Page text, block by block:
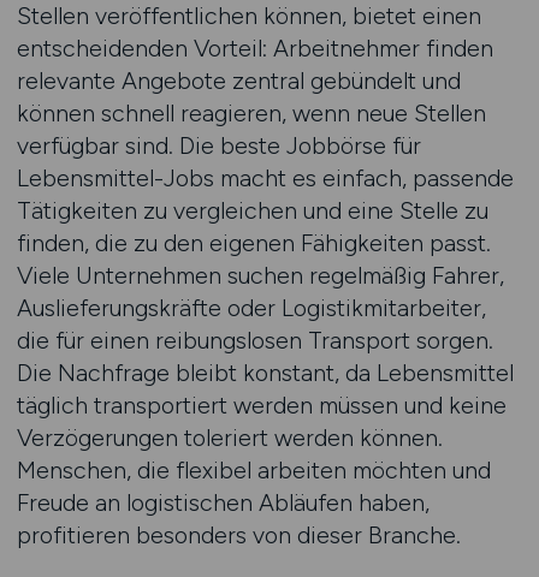
Stellen veröffentlichen können, bietet einen
entscheidenden Vorteil: Arbeitnehmer finden
relevante Angebote zentral gebündelt und
können schnell reagieren, wenn neue Stellen
verfügbar sind. Die beste Jobbörse für
Lebensmittel-Jobs macht es einfach, passende
Tätigkeiten zu vergleichen und eine Stelle zu
finden, die zu den eigenen Fähigkeiten passt.
Viele Unternehmen suchen regelmäßig Fahrer,
Auslieferungskräfte oder Logistikmitarbeiter,
die für einen reibungslosen Transport sorgen.
Die Nachfrage bleibt konstant, da Lebensmittel
täglich transportiert werden müssen und keine
Verzögerungen toleriert werden können.
Menschen, die flexibel arbeiten möchten und
Freude an logistischen Abläufen haben,
profitieren besonders von dieser Branche.